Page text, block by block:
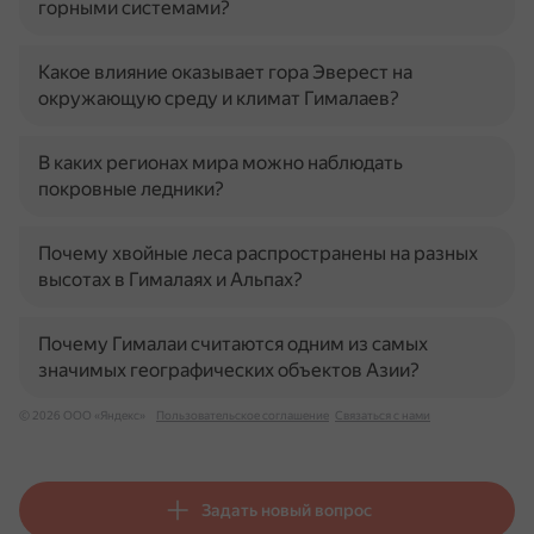
горными системами?
Какое влияние оказывает гора Эверест на
окружающую среду и климат Гималаев?
В каких регионах мира можно наблюдать
покровные ледники?
Почему хвойные леса распространены на разных
высотах в Гималаях и Альпах?
Почему Гималаи считаются одним из самых
значимых географических объектов Азии?
© 2026 ООО «Яндекс» Пользовательское соглашение Связаться с нами
Задать новый вопрос